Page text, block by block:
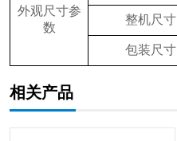
外观尺寸参
数
整机尺寸
包装尺寸
相关产品